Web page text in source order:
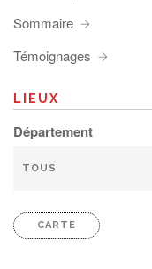
Sommaire
Témoignages
LIEUX
Département
CARTE